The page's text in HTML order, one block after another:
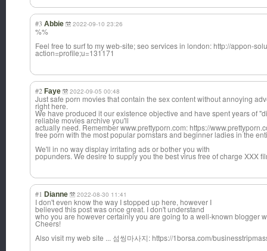
#3 Abbie 2022-09-10 23:26
%%
Feel free to surf to my web-site; seo services in london: http://appon-
action=profile;u=131171
#2 Faye 2022-09-05 00:48
Just safe porn movies that contain the sex content without annoying
right here.
We have produced it our existence objective and have spent years of
reliable movies archive you'll
actually need. Remember www.prettyporn.com: https://
free porn with the most popular pornstars and beginner ladies in the
We'll in no way display irritating ads or bother you with
popunders. We desire to supply you the best virus free of charge XXX
#1 Dianne 2022-08-30 11:41
I don't even know the way I stopped up here, however I
believed this post was once great. I don't understand
who you are however certainly you are going to a well-known blogger
Cheers!
Also visit my web site ... 섬씽마사지: https://1borsa.com/